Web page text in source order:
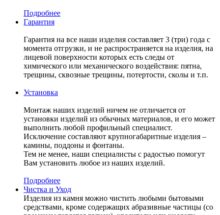
Подробнее
Гарантия
Гарантия на все наши изделия составляет 3 (три) года с
момента отгрузки, и не распространяется на изделия, на
лицевой поверхности которых есть следы от
химического или механического воздействия: пятна,
трещины, сквозные трещины, потертости, сколы и т.п.
Установка
Монтаж наших изделий ничем не отличается от
установки изделий из обычных материалов, и его может
выполнить любой профильный специалист.
Исключение составляют крупногабаритные изделия –
камины, поддоны и фонтаны.
Тем не менее, наши специалисты с радостью помогут
Вам установить любое из наших изделий.
Подробнее
Чистка и Уход
Изделия из камня можно чистить любыми бытовыми
средствами, кроме содержащих абразивные частицы (со